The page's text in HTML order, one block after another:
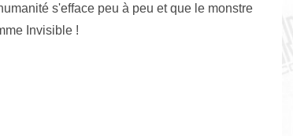
s'efface peu à peu et que le monstre
Invisible !